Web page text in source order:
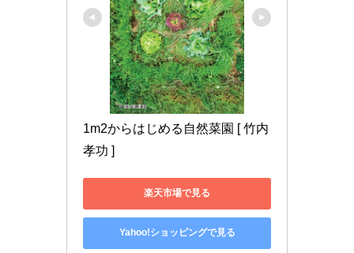
1m2からはじめる自然菜園 [ 竹内
孝功 ]
楽天市場で見る
Yahoo!ショッピングで見る